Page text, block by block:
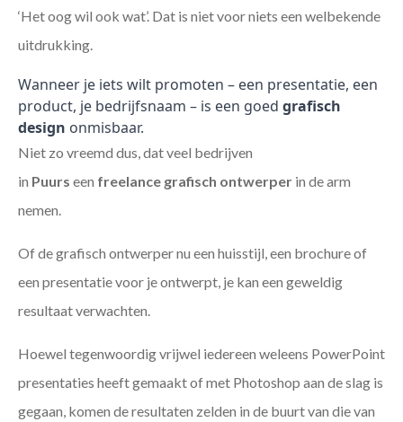
‘Het oog wil ook wat’. Dat is niet voor niets een welbekende
uitdrukking.
Wanneer je iets wilt promoten – een presentatie, een
product, je bedrijfsnaam – is een goed grafisch
design onmisbaar.
Niet zo vreemd dus, dat veel bedrijven
in Puurs een freelance grafisch ontwerper in de arm
nemen.
Of de grafisch ontwerper nu een huisstijl, een brochure of
een presentatie voor je ontwerpt, je kan een geweldig
resultaat verwachten.
Hoewel tegenwoordig vrijwel iedereen weleens PowerPoint
presentaties heeft gemaakt of met Photoshop aan de slag is
gegaan, komen de resultaten zelden in de buurt van die van